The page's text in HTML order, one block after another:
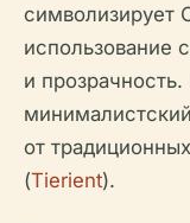
символизирует
использование
и
от
(Tierient).